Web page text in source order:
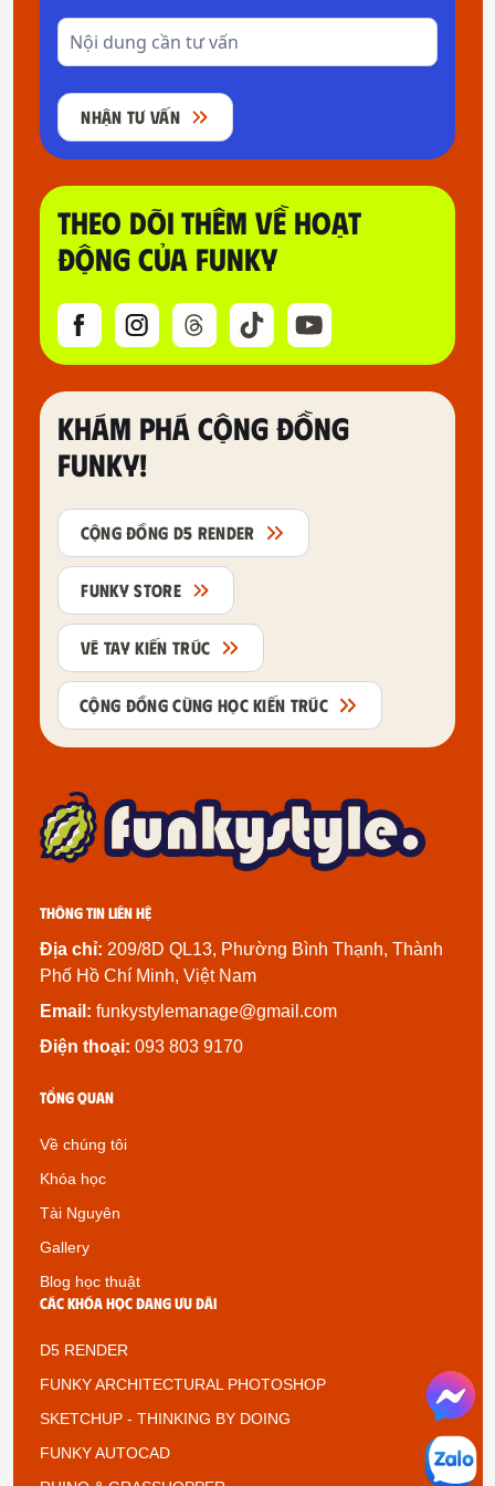
NHẬN TƯ VẤN
THEO DÕI THÊM VỀ HOẠT
ĐỘNG CỦA FUNKY
KHÁM PHÁ CỘNG ĐỒNG
FUNKY!
CỘNG ĐỒNG D5 RENDER
FUNKY STORE
VẼ TAY KIẾN TRÚC
CỘNG ĐỒNG CÙNG HỌC KIẾN TRÚC
Thông tin liên hệ
Địa chỉ: 209/8D QL13, Phường Bình Thạnh, Thành
Phố Hồ Chí Minh, Việt Nam
Email: funkystylemanage@gmail.com
Điện thoại: 093 803 9170
Tổng quan
Về chúng tôi
Khóa học
Tài Nguyên
Gallery
Blog học thuật
Các khóa học đang ưu đãi
D5 RENDER
FUNKY ARCHITECTURAL PHOTOSHOP
SKETCHUP - THINKING BY DOING
FUNKY AUTOCAD